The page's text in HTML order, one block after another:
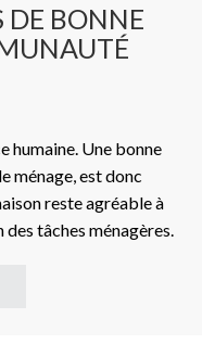
DE BONNE
humaine. Une bonne
ménage, est donc
reste agréable à
tâches ménagères.